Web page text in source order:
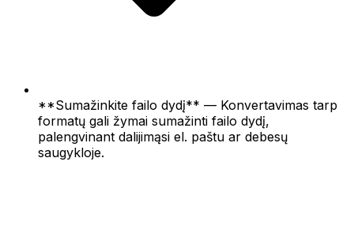
**Sumažinkite failo dydį** — Konvertavimas tarp
formatų gali žymai sumažinti failo dydį,
palengvinant dalijimąsi el. paštu ar debesų
saugykloje.